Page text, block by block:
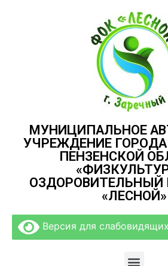
МУНИЦИПАЛЬНОЕ
УЧРЕЖДЕНИЕ
ПЕНЗЕНСКОЙ
ОЗДОРОВИТЕЛЬНЫЙ
«ЛЕСНОЙ»
Версия для слабовидящих